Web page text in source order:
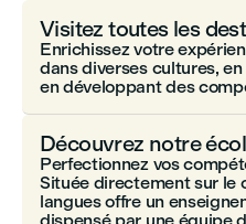
Visitez toutes les
Enrichissez votre
dans diverses cultures,
en développant des
Découvrez notre
Perfectionnez vos
Située directement sur le
langues offre un